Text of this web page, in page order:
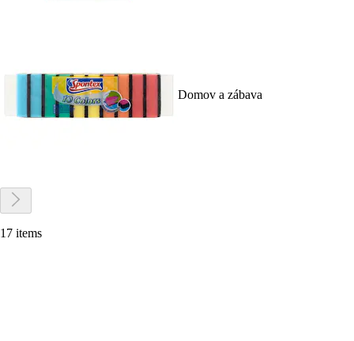
Domov a zábava
17 items